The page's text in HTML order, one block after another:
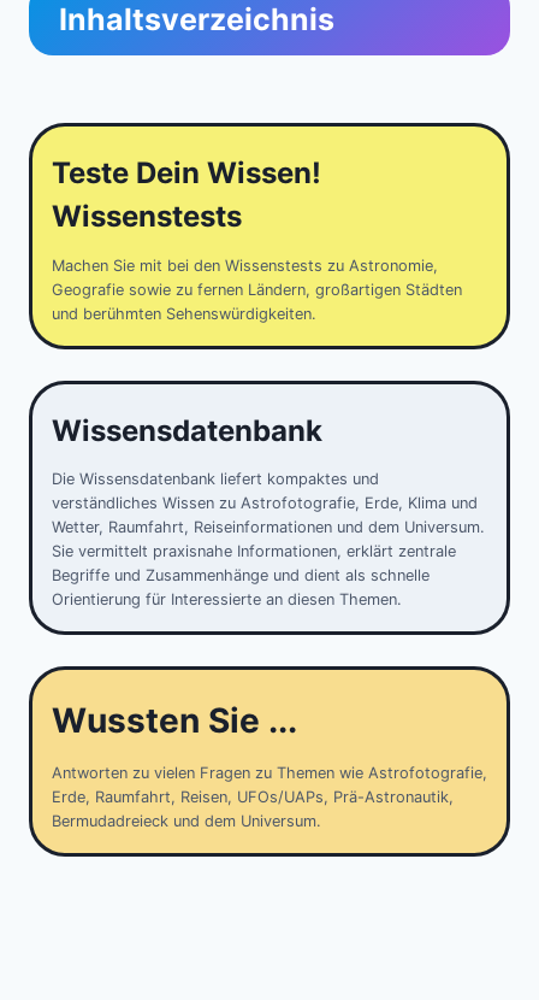
Inhaltsverzeichnis
Teste Dein Wissen!
Wissenstests
Machen Sie mit bei den Wissenstests zu Astronomie,
Geografie sowie zu fernen Ländern, großartigen Städten
und berühmten Sehenswürdigkeiten.
Wissensdatenbank
Die Wissensdatenbank liefert kompaktes und
verständliches Wissen zu Astrofotografie, Erde, Klima und
Wetter, Raumfahrt, Reiseinformationen und dem Universum.
Sie vermittelt praxisnahe Informationen, erklärt zentrale
Begriffe und Zusammenhänge und dient als schnelle
Orientierung für Interessierte an diesen Themen.
Wussten Sie ...
Antworten zu vielen Fragen zu Themen wie Astrofotografie,
Erde, Raumfahrt, Reisen, UFOs/UAPs, Prä-Astronautik,
Bermudadreieck und dem Universum.